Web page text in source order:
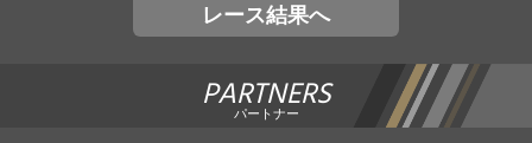
レース結果へ
PARTNERS
パートナー